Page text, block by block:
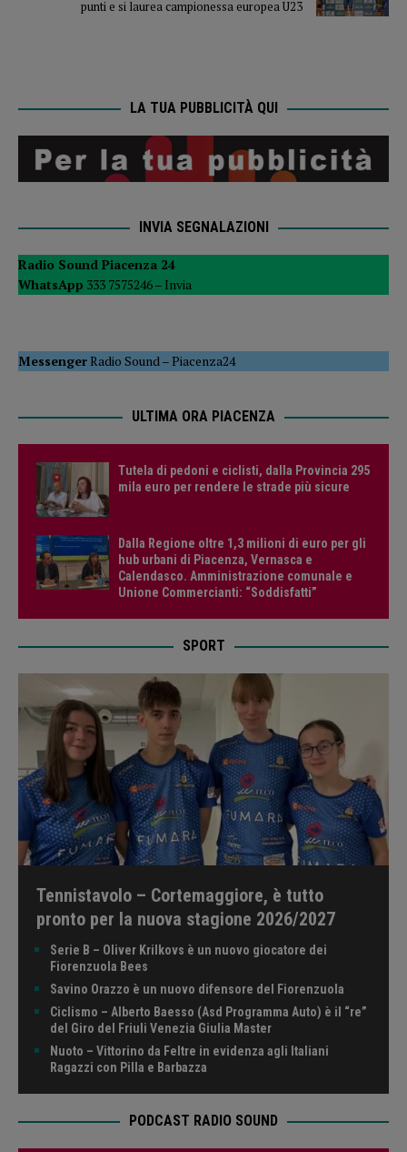
punti e si laurea campionessa europea U23
LA TUA PUBBLICITÀ QUI
INVIA SEGNALAZIONI
Radio Sound Piacenza 24
WhatsApp 333 7575246 – Invia
MessengerRadio Sound –Piacenza24
ULTIMA ORA PIACENZA
Tutela di pedoni e ciclisti, dalla Provincia 295
mila euro per rendere le strade più sicure
Dalla Regione oltre 1,3 milioni di euro per gli
hub urbani di Piacenza, Vernasca e
Calendasco. Amministrazione comunale e
Unione Commercianti: “Soddisfatti”
SPORT
Tennistavolo – Cortemaggiore, è tutto
pronto per la nuova stagione 2026/2027
Serie B – Oliver Krilkovs è un nuovo giocatore dei
Fiorenzuola Bees
Savino Orazzo è un nuovo difensore del Fiorenzuola
Ciclismo – Alberto Baesso (Asd Programma Auto) è il “re”
del Giro del Friuli Venezia Giulia Master
Nuoto – Vittorino da Feltre in evidenza agli Italiani
Ragazzi con Pilla e Barbazza
PODCAST RADIO SOUND